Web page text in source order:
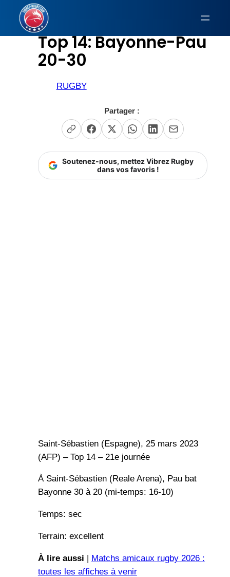
Aller
contenu Top 14: Bayonne-Pau
20-30
RUGBY
Partager :
Soutenez-nous, mettez Vibrez Rugby
dans vos favoris !
Saint-Sébastien (Espagne), 25 mars 2023
(AFP) – Top 14 – 21e journée
À Saint-Sébastien (Reale Arena), Pau bat
Bayonne 30 à 20 (mi-temps: 16-10)
Temps: sec
Terrain: excellent
À lire aussi | Matchs amicaux rugby 2026 :
toutes les affiches à venir